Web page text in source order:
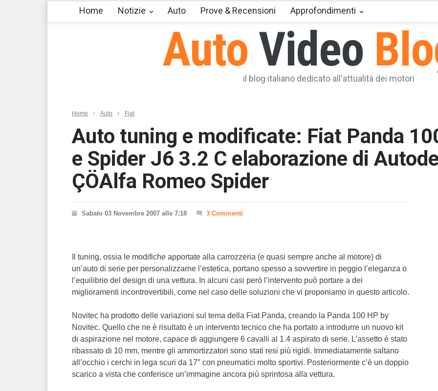
Auto Video
il blog italiano dedicato all'attualità dei motori
Home Notizie Auto Prove & Recensioni Approfondimenti
Home Auto Fiat
Auto tuning e modificate: Fiat Panda
e Spider J6 3.2 C elaborazione di
ÇÖAlfa Romeo Spider
Sabato 03 Novembre 2007 alle 7:18 3 Commenti
Il tuning, ossia le modifiche apportate alla carrozzeria (e quasi sempre anche al motore) di
un’auto di serie per personalizzarne l’estetica, portano spesso a sovvertire in peggio l’eleganza o
l’equilibrio del design di una vettura. In alcuni casi però l’intervento può portare a dei
miglioramenti incontrovertibili, come nel caso delle soluzioni che vi proponiamo in questo articolo.
Novitec ha prodotto delle variazioni sul tema della Fiat Panda, creando la Panda 100 HP by
Novitec. Quello che ne è risultato è un intervento tecnico che ha portato a introdurre un nuovo kit
di aspirazione nel motore, capace di aggiungere 6 cavalli al 1.4 aspirato di serie. L’assetto è stato
ribassato di 10 mm, mentre gli ammortizzatori sono stati resi più rigidi. Immediatamente saltano
all’occhio i cerchi in lega scuri da 17″ con pneumatici molto sportivi. Posteriormente c’è un doppio
scarico a vista che conferisce un’immagine ancora più sprintosa alla vettura.